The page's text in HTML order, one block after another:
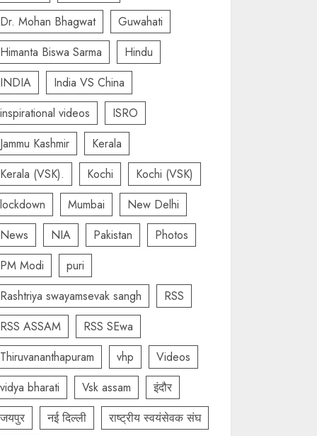
Dr. Mohan Bhagwat
Guwahati
Himanta Biswa Sarma
Hindu
INDIA
India VS China
inspirational videos
ISRO
Jammu Kashmir
Kerala
Kerala (VSK).
Kochi
Kochi (VSK)
lockdown
Mumbai
New Delhi
News
NIA Pakistan
Photos
PM Modi
puri
Rashtriya swayamsevak sangh
RSS
RSS ASSAM
RSS SEwa
Thiruvananthapuram
vhp
Videos
vidya bharati
Vsk assam
इंदौर
जयपुर
नई दिल्ली
राष्ट्रीय स्वयंसेवक संघ